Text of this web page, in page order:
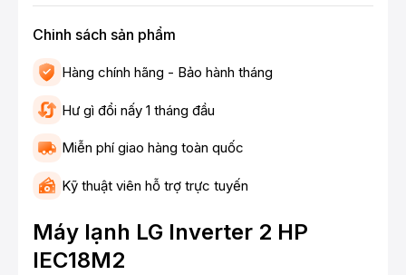
Chinh sách sản phẩm
Hàng chính hãng - Bảo hành tháng
Hư gì đổi nấy 1 tháng đầu
Miễn phí giao hàng toàn quốc
Kỹ thuật viên hỗ trợ trực tuyến
Máy lạnh LG Inverter 2 HP
IEC18M2